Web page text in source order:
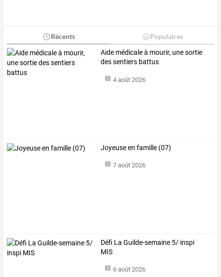
Récents Populaires
Aide médicale à mourir, une sortie
des sentiers battus
4 août 2026
Joyeuse en famille (07)
7 août 2026
Défi La Guilde-semaine 5/ inspi
MIS
6 août 2026